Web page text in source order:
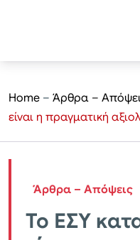
Home – Άρθρα –
είναι η πραγματική
Άρθρα – Απόψεις
Το ΕΣΥ